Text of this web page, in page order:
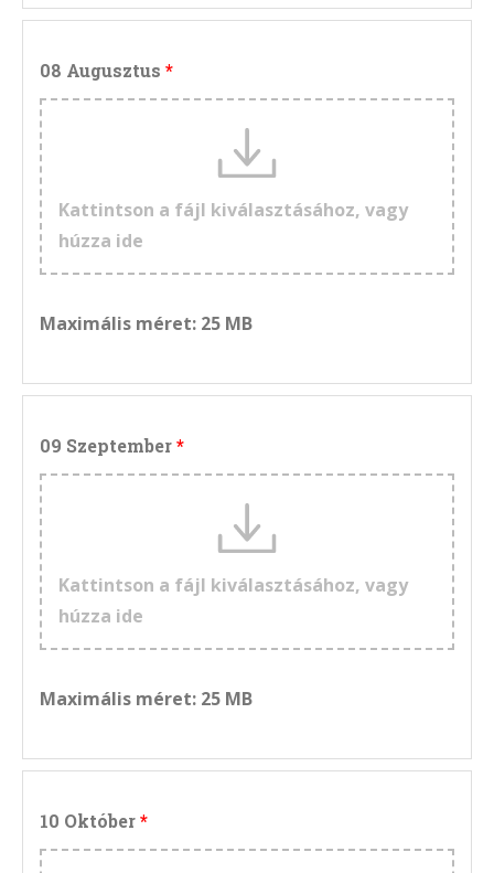
08 Augusztus
Kattintson a fájl kiválasztásához, vagy
húzza ide
Maximális méret: 25 MB
09 Szeptember
Kattintson a fájl kiválasztásához, vagy
húzza ide
Maximális méret: 25 MB
10 Október